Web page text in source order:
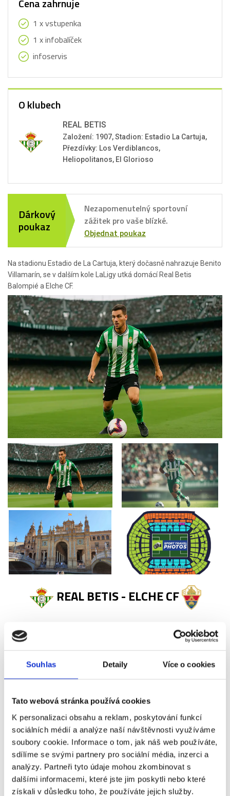
Souhlas Detaily Více o cookies
Tato webová stránka používá cookies
K personalizaci obsahu a reklam, poskytování funkcí
sociálních médií a analýze naší návštěvnosti využíváme
soubory cookie. Informace o tom, jak náš web používáte,
sdílíme se svými partnery pro sociální média, inzerci a
analýzy. Partneři tyto údaje mohou zkombinovat s
dalšími informacemi, které jste jim poskytli nebo které
získali v důsledku toho, že používáte jejich služby.
Na stadionu Estadio de La Cartuja, který dočasně nahrazuje Benito
Villamarín, se v dalším kole LaLigy utká domácí Real Betis
Balompié a Elche CF.
REAL BETIS - ELCHE CF
Příplatky za vstupenky vyšší kategorie
Název Příplatek
3. kategorie
Real Betis - Elche CF -
2. kategorie
+350 Kč
Real Betis - Elche CF -
1. kategorie
+760 Kč
Real Betis - Elche CF -
1. kategorie - sektory
+980 Kč
Cena zahrnuje
1 x vstupenka
1 x infobalíček
infoservis
O klubech
REAL BETIS
Založení: 1907, Stadion: Estadio La Cartuja,
Přezdívky: Los Verdiblancos,
Heliopolitanos, El Glorioso
Dárkový
poukaz
Nezapomenutelný sportovní
zážitek pro vaše blízké.
Objednat poukaz